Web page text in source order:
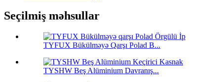
Seçilmiş məhsullar
TYFUX Bükülməyə Qarşı Polad B...
TYSHW Beş Alüminium Davranış...